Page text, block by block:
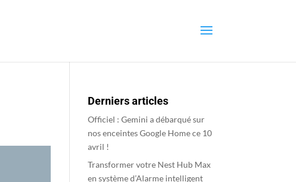
Derniers articles
Officiel : Gemini a débarqué sur
nos enceintes Google Home ce 10
avril !
Transformer votre Nest Hub Max
en système d’Alarme intelligent